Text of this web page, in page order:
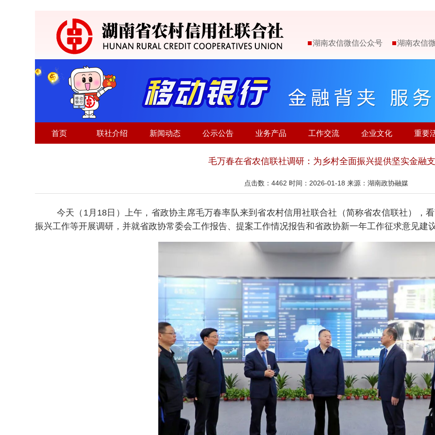
湖南农信微信公众号 湖南农信
首页 联社介绍 新闻动态 公示公告 业务产品 工作交流 企业文化 重要
毛万春在省农信联社调研：为乡村全面振兴提供坚实金融
点击数： 4462 时间：2026-01-18 来源：湖南政协融媒
今天（1月18日）上午，省政协主席毛万春率队来到省农村信用社联合社（简称省农信联社），
振兴工作等开展调研，并就省政协常委会工作报告、提案工作情况报告和省政协新一年工作征求意见建